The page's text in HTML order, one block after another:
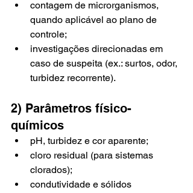
contagem de microrganismos,
quando aplicável ao plano de
controle;
investigações direcionadas em
caso de suspeita (ex.: surtos, odor,
turbidez recorrente).
2) Parâmetros físico-
químicos
pH, turbidez e cor aparente;
cloro residual (para sistemas
clorados);
condutividade e sólidos